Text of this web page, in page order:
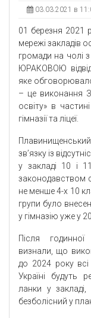
03.03.2021 в
01 березня 2021
мережі закладів
громади на чолі
ЮРАКОВОЮ
яке
– це виконання
освіту» в
гімназії та ліцеї.
зв’язку із
у закладі 10 і
законодавством
не менше 4-х 10
групи було
у гімназію уже у
Після
визнали, що
до 2024 року всі
Україні будуть
ланки у
безболісний у